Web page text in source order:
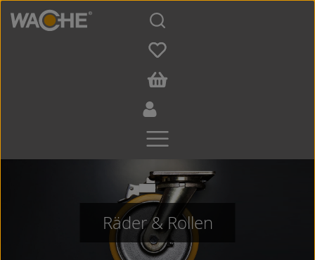
Zum Hauptinhalt springen
Räder & Rollen